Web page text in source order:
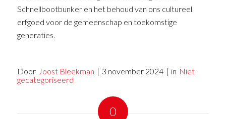
Schnellbootbunker en het behoud van ons cultureel
erfgoed voor de gemeenschap en toekomstige
generaties.
Door Joost Bleekman | 3 november 2024 | in Niet
gecategoriseerd
0